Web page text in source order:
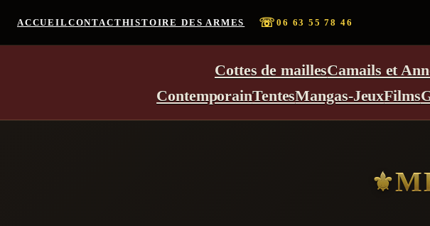
ACCUEIL CONTACTHISTOIRE DES ARMES ☏06 63 55 78 46
Cottes de maillesCamails et
ContemporainTentesMangas-JeuxFilms